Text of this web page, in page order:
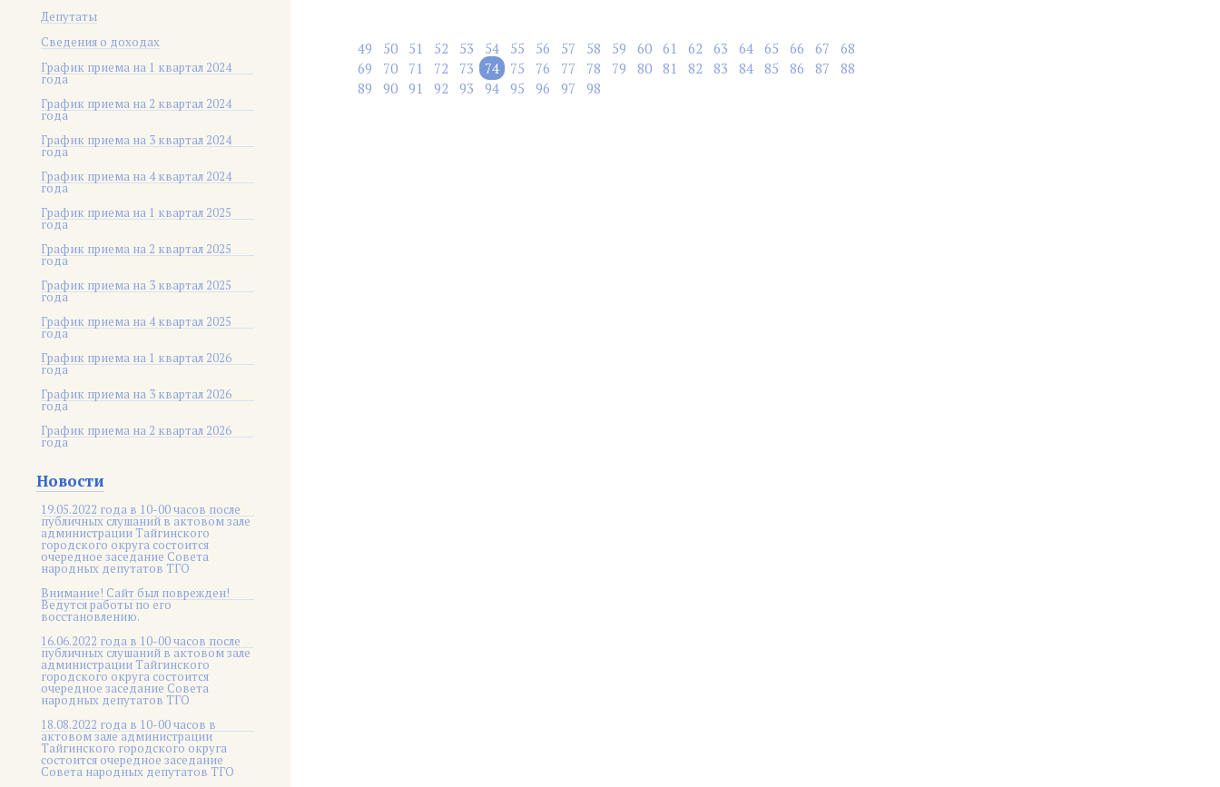
Депутаты
Сведения о доходах
График приема на 1 квартал 2024
года
График приема на 2 квартал 2024
года
График приема на 3 квартал 2024
года
График приема на 4 квартал 2024
года
График приема на 1 квартал 2025
года
График приема на 2 квартал 2025
года
График приема на 3 квартал 2025
года
График приема на 4 квартал 2025
года
График приема на 1 квартал 2026
года
График приема на 3 квартал 2026
года
График приема на 2 квартал 2026
года
Новости
19.05.2022 года в 10-00 часов после
публичных слушаний в актовом зале
администрации Тайгинского
городского округа состоится
очередное заседание Совета
народных депутатов ТГО
Внимание! Сайт был поврежден!
Ведутся работы по его
восстановлению.
16.06.2022 года в 10-00 часов после
публичных слушаний в актовом зале
администрации Тайгинского
городского округа состоится
очередное заседание Совета
народных депутатов ТГО
18.08.2022 года в 10-00 часов в
актовом зале администрации
Тайгинского городского округа
состоится очередное заседание
Совета народных депутатов ТГО
49 50 51 52 53 54 55 56 57 58 59 60 61 62 63 64 65 66 67
68
69
70 71 72 73 74 75 76 77 78 79 80 81 82 83 84 85 86 87
88
89
90 91 92 93 94 95 96 97 98